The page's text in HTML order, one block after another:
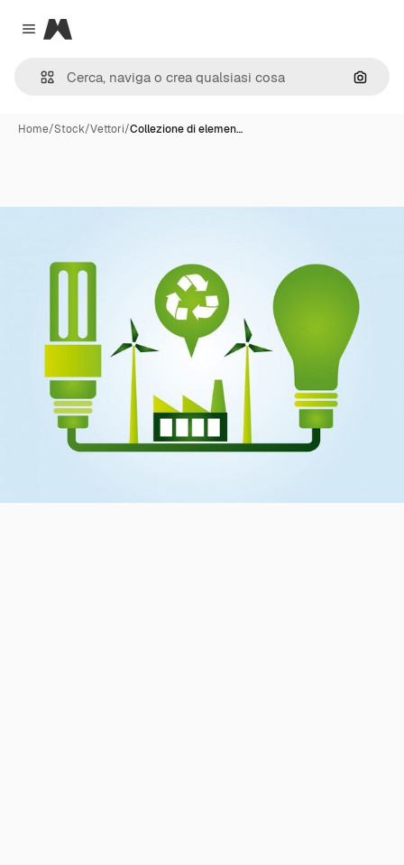
Close menu
Magnific
Cerca
Home/Stock/Vettori/Collezione di elemen…